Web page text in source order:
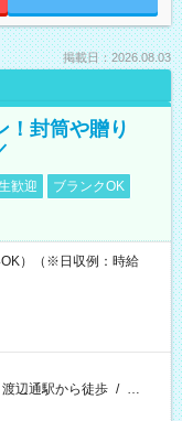
掲載日：2026.08.03
！封筒や贈り
歓迎
ブランクOK
）（※日収例：時給
渡辺通駅から徒歩 / …